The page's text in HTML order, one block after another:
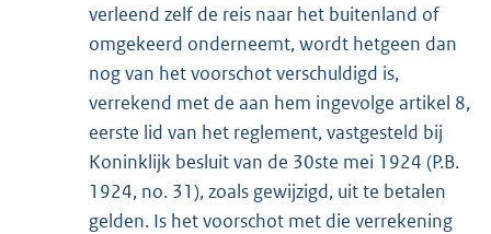
verleend zelf de reis naar het buitenland of
omgekeerd onderneemt, wordt hetgeen dan
nog van het voorschot verschuldigd is,
verrekend met de aan hem ingevolge artikel 8,
eerste lid van het reglement, vastgesteld bij
Koninklijk besluit van de 30ste mei 1924 (P.B.
1924, no. 31), zoals gewijzigd, uit te betalen
gelden. Is het voorschot met die verrekening